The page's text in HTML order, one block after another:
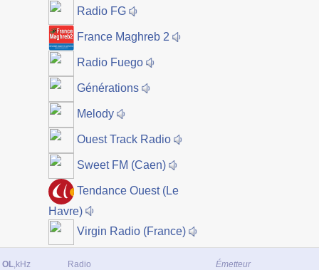
Radio FG
France Maghreb 2
Radio Fuego
Générations
Melody
Ouest Track Radio
Sweet FM (Caen)
Tendance Ouest (Le
Havre)
Virgin Radio (France)
OL,kHz Radio Émetteur